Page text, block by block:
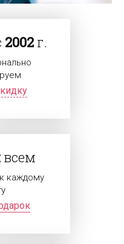
2002 г.
всем
каждому